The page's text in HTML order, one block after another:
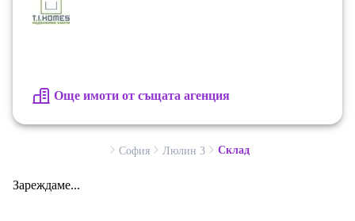
Още имоти от същата агенция
София Люлин 3 Склад
Зареждаме...